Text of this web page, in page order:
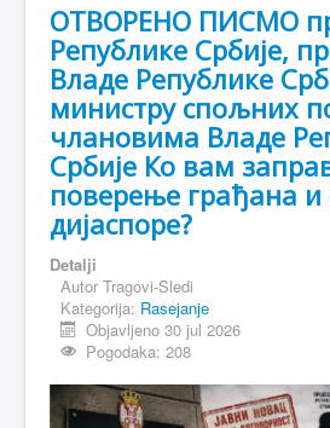
ОТВОРЕНО ПИСМО
Републике Србије,
Владе Републике
министру спољних
члановима Владе
Србије Ко вам
поверење грађана и
дијаспоре?
Detalji
Autor Tragovi-Sledi
Kategorija: Rasejanje
Objavljeno 30 jul 2026
Pogodaka: 208